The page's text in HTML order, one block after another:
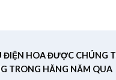
ĐIỆN HOA ĐƯỢC CHÚNG
TRONG HẰNG NĂM QUA